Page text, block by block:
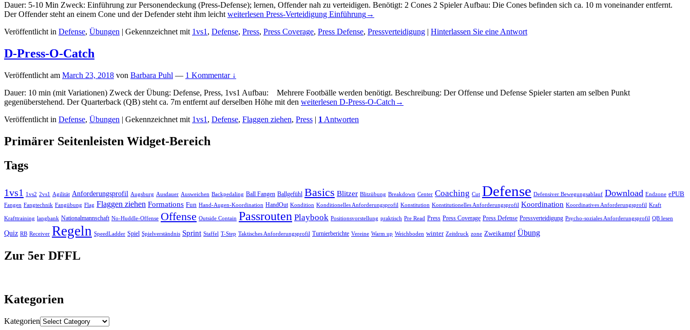
Dauer: 5-10 Min Zweck: Einführung zur Personendeckung (Press-Defense); lernen, Offender nah zu verteidigen. Benötigt: 2 Cones 2 Spieler Aufbau: Die Cones befinden sich ca. 10 m voneinander entfernt.
Der Offender steht an einem Cone und der Defender steht ihm leicht weiterlesen Press-Verteidigung Einführung→
Veröffentlicht in Defense, Übungen | Gekennzeichnet mit 1vs1 , Defense, Press, Press Coverage, Press Defense, Pressverteidigung | Hinterlassen Sie eine Antwort
D-Press-O-Catch
Veröffentlicht am March 23, 2018 von Barbara Puhl — 1 Kommentar ↓
Dauer: 10 min (mit Variationen) Zweck der Übung: Defense, Press, 1vs1 Aufbau: Mehrere Footbälle werden benötigt. Beschreibung: Der Offense und Defense Spieler starten am selben Punkt
gegenüberstehend. Der Quarterback (QB) steht ca. 7m entfernt auf derselben Höhe mit den weiterlesen D-Press-O-Catch →
Veröffentlicht in Defense, Übungen | Gekennzeichnet mit 1vs1 , Defense, Flaggen ziehen, Press | 1 Antworten
Primärer Seitenleisten Widget-Bereich
Tags
1vs1 1vs2 2vs1 Agilität Anforderungsprofil Augsburg Ausdauer Ausweichen Backpedaling Ball Fangen Ballgefühl Basics Blitzer Blitzübung Breakdown Center Coaching Cut Defense Defensiver Bewegungsablauf Download Endzone ePUB
Fangen Fangtechnik Fangübung Flag Flaggen ziehen Formations Fun Hand-Augen-Koordination HandOut Kondition Konditionelles Anforderungsprofil Konstitution Konstitutionelles Anforderungsprofil Koordination Koordinatives Anforderungsprofil Kraft
Krafttraining langbank Nationalmannschaft No-Huddle-Offense Offense Outside Contain Passrouten Playbook Positionsvorstellung praktisch Pre Read Press Press Coverage Press Defense Pressverteidigung Psycho-soziales Anforderungsprofil QB lesen
Quiz RB Receiver Regeln SpeedLadder Spiel Spielverständnis Sprint Staffel T-Step Taktisches Anforderungsprofil Turnierberichte Vereine Warm up Weichboden winter Zeitdruck zone Zweikampf Übung
Zur 5er DFFL
Kategorien
Kategorien